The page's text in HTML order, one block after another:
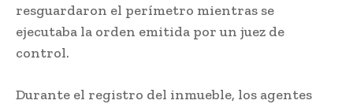
resguardaron el perímetro mientras se
ejecutaba la orden emitida por un juez de
control.
Durante el registro del inmueble, los agentes